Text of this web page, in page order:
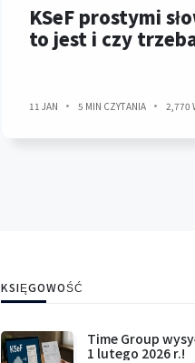
KSeF prostymi
to jest i czy
11 JAN 5 MIN CZYTANIA 2,770
KSIĘGOWOŚĆ
Time Group
1 lutego 2026 r.!